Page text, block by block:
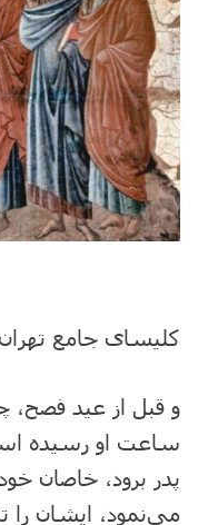
کلیسای جامع تهران
و قبل از عید
ساعت او رسیده
پدر برود، خاصان
می‌نمود، ایشان را